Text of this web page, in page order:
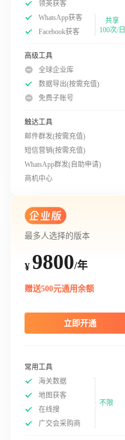
领英获客
WhatsApp获客
Facebook获客
共享
100次/日
高级工具
全球企业库
数据导出(按需充值)
免费子账号
触达工具
邮件群发(按需充值)
短信营销(按需充值)
WhatsApp群发(自助申请)
商机中心
最多人选择的版本
¥ 9800/年
赠送500元通用余额
立即开通
常用工具
海关数据
地图获客
在线搜
广交会采购商
不限